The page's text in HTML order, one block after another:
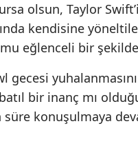
olsun, Taylor
kendisine
eğlenceli bir şekilde
gecesi
bir inanç mı
konuşulmaya